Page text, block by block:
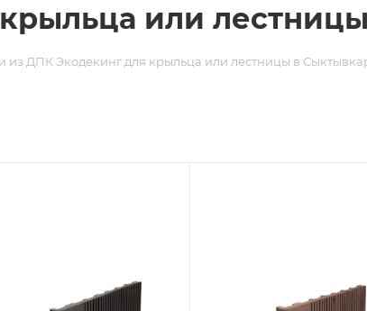
или
из ДПК Экодекинг для крыльца или лестницы в